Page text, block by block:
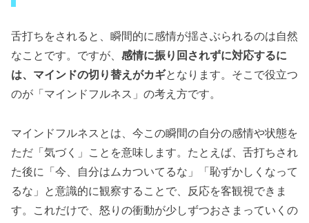
舌打ちをされると、瞬間的に感情が揺さぶられるのは自然
なことです。ですが、 感情に振り回されずに対応するに
は、マインドの切り替えがカギとなります。そこで役立つ
のが「マインドフルネス」の考え方です。
マインドフルネスとは、今この瞬間の自分の感情や状態を
ただ「気づく」ことを意味します。たとえば、舌打ちされ
た後に「今、自分はムカついてるな」「恥ずかしくなって
るな」と意識的に観察することで、反応を客観視できま
す。これだけで、怒りの衝動が少しずつおさまっていくの